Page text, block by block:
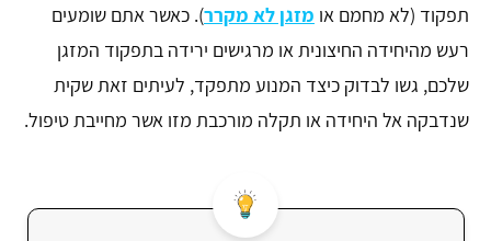
תפקוד (לא מחמם או מזגן לא מקרר). כאשר אתם שומעים
רעש מהיחידה החיצונית או מרגישים ירידה בתפקוד המזגן
שלכם, גשו לבדוק כיצד המנוע מתפקד, לעיתים זאת שקית
שנדבקה אל היחידה או תקלה מורכבת מזו אשר מחייבת טיפול.